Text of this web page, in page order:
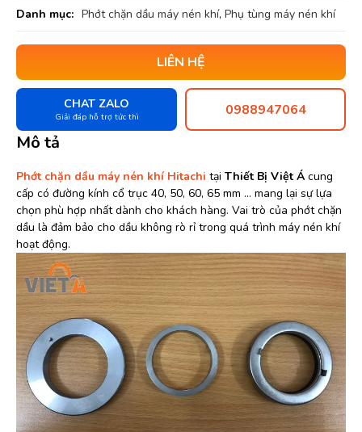
Danh mục: Phớt chặn dầu máy nén khí, Phụ tùng máy nén khí
LIÊN HỆ
CHAT ZALO
Giải đáp hỗ trợ tức thì 0988947064
Mô tả
Phớt chặn dầu máy nén khí Hitachi tại Thiết Bị Việt Á cung
cấp có đường kính cổ trục 40, 50, 60, 65 mm … mang lại sự lựa
chọn phù hợp nhất dành cho khách hàng. Vai trò của phớt chặn
dầu là đảm bảo cho dầu không rò rỉ trong quá trình máy nén khí
hoạt động.